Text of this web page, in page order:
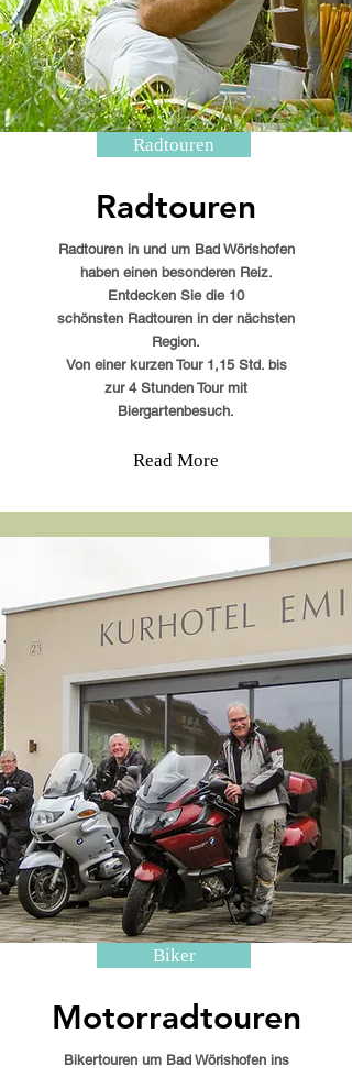
Radtouren
Radtouren
Radtouren in und um Bad Wörishofen
haben einen besonderen Reiz.
Entdecken Sie die 10
schönsten Radtouren in der nächsten
Region.
Von einer kurzen Tour 1,15 Std. bis
zur 4 Stunden Tour mit
Biergartenbesuch.
Read More
Biker
Motorradtouren
Bikertouren um Bad Wörishofen ins